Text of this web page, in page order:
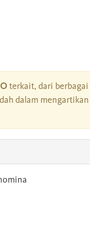
terkait, dari
dalam